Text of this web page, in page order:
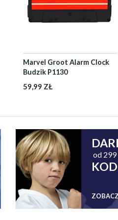
Marvel Groot Alarm Clock
Budzik P1130
59,99 ZŁ
od 299